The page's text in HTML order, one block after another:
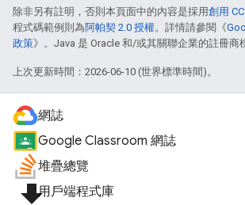
除非另有註明，否則本頁面中的內容是採用創用
程式碼範例則為阿帕契 2.0 授權。詳情請參閱《
政策》。Java 是 Oracle 和/或其關聯企業的註冊商
上次更新時間：2026-06-10 (世界標準時間)。
網誌
Google Classroom 網誌
堆疊總覽
用戶端程式庫